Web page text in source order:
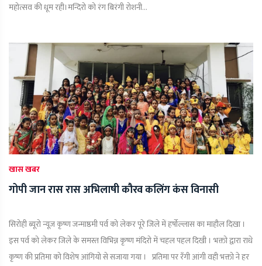
महोत्सव की धूम रही।मन्दिरो को रंग बिरंगी रोशनी...
खास खबर
गोपी जान रास रास अभिलाषी कौरव कलिंग कंस विनासी
सिरोही ब्यूरो न्यूज़ कृष्ण जन्माष्ठमी पर्व को लेकर पूरे जिले में हर्षोल्लास का माहौल दिखा ।
इस पर्व को लेकर जिले के समस्त विभिन्न कृष्ण मंदिरो में चहल पहल दिखी । भक्तो द्वारा राधे
कृष्ण की प्रतिमा को विशेष आंगियो से सजाया गया । प्रतिमा पर रँगी आंगी वही भक्तो ने हर